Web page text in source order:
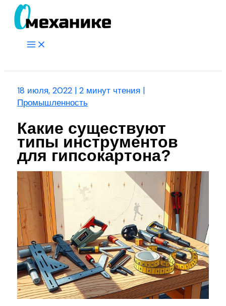
Перейти
Main
18 июля, 2022 |2 минут чтения |
Промышленность
Какие существуют
типы инструментов
для гипсокартона?